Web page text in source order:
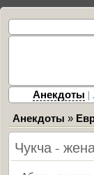
Анекдоты |
Анекдоты »
Чукча -